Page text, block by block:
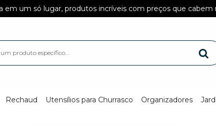
lugar, produtos incríveis com preços que cabem no seu
Rechaud Utensílios para Churrasco Organizadores